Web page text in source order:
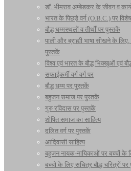
डॉ. भीमराव अम्बेडकर के जीवन व
भारत के पिछड़े वर्ग (O.B.C.) पर
बौद्ध धम्मस्थलों व तीर्थों पर पुस्तकें
पाली और ब्राह्मी भाषा सीखने के
पुस्तकें
विश्व एवं भारत के बौद्ध भिक्खुओं एवं
सफाईकर्मी वर्ग वर्ग पर
बौद्ध धम्म पर पुस्तकें
बहुजन समाज पर पुस्तकें
गुरु रविदास पर पुस्तकें
शोषित समाज का साहित्य
दलित वर्ग पर पुस्तकें
आदिवासी साहित्य
बहुजन नायक-नायिकाओं पर बच्चों के
बच्चो के लिए सचित्र बौद्ध चरित्रों